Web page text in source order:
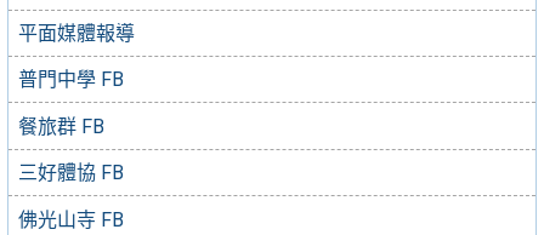
平面媒體報導
普門中學 FB
餐旅群 FB
三好體協 FB
佛光山寺 FB